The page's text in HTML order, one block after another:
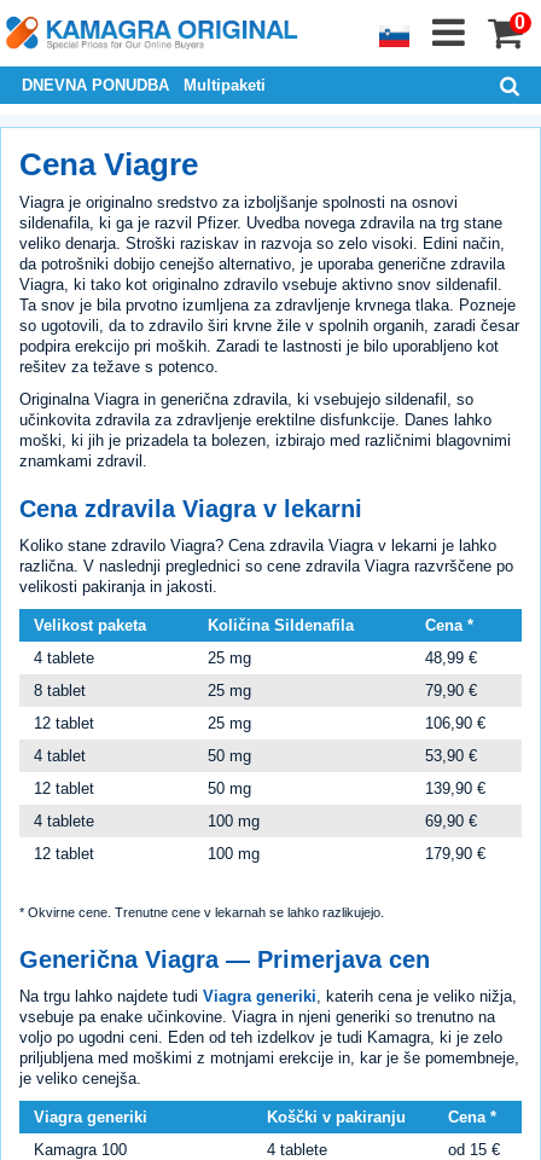
0
DNEVNA PONUDBA Multipaketi
Cena Viagre
Viagra je originalno sredstvo za izboljšanje spolnosti na osnovi
sildenafila, ki ga je razvil Pfizer. Uvedba novega zdravila na trg stane
veliko denarja. Stroški raziskav in razvoja so zelo visoki. Edini način,
da potrošniki dobijo cenejšo alternativo, je uporaba generične zdravila
Viagra, ki tako kot originalno zdravilo vsebuje aktivno snov sildenafil.
Ta snov je bila prvotno izumljena za zdravljenje krvnega tlaka. Pozneje
so ugotovili, da to zdravilo širi krvne žile v spolnih organih, zaradi česar
podpira erekcijo pri moških. Zaradi te lastnosti je bilo uporabljeno kot
rešitev za težave s potenco.
Originalna Viagra in generična zdravila, ki vsebujejo sildenafil, so
učinkovita zdravila za zdravljenje erektilne disfunkcije. Danes lahko
moški, ki jih je prizadela ta bolezen, izbirajo med različnimi blagovnimi
znamkami zdravil.
Cena zdravila Viagra v lekarni
Koliko stane zdravilo Viagra? Cena zdravila Viagra v lekarni je lahko
različna. V naslednji preglednici so cene zdravila Viagra razvrščene po
velikosti pakiranja in jakosti.
Velikost paketa Količina Sildenafila
Cena *
4 tablete
25 mg
48,99 €
8 tablet
25 mg
79,90 €
12 tablet
25 mg
106,90 €
4 tablet
50 mg
53,90 €
12 tablet
50 mg
139,90 €
4 tablete
100 mg
69,90 €
12 tablet
100 mg 179,90 €
* Okvirne cene. Trenutne cene v lekarnah se lahko razlikujejo.
Generična Viagra — Primerjava cen
Na trgu lahko najdete tudi Viagra generiki , katerih cena je veliko nižja,
vsebuje pa enake učinkovine. Viagra in njeni generiki so trenutno na
voljo po ugodni ceni. Eden od teh izdelkov je tudi Kamagra, ki je zelo
priljubljena med moškimi z motnjami erekcije in, kar je še pomembneje,
je veliko cenejša.
Viagra generiki Koščki v pakiranju
Cena *
Kamagra 100
4 tablete
od 15 €